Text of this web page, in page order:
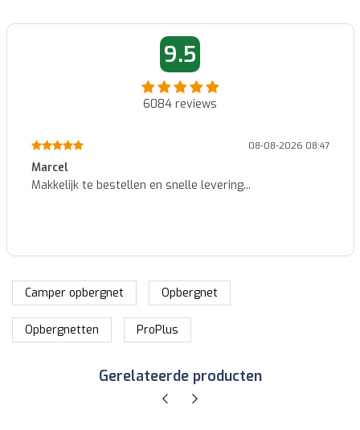
9.5
6084 reviews
08-08-2026 08:47
Marcel
Makkelijk te bestellen en snelle levering...
Camper opbergnet Opbergnet
Opbergnetten ProPlus
Gerelateerde producten